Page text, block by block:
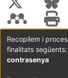
Coordinació:CRAI UB Avís
subjectes a:
Configuració
Recopilem i
finalitats següents:
contrasenya